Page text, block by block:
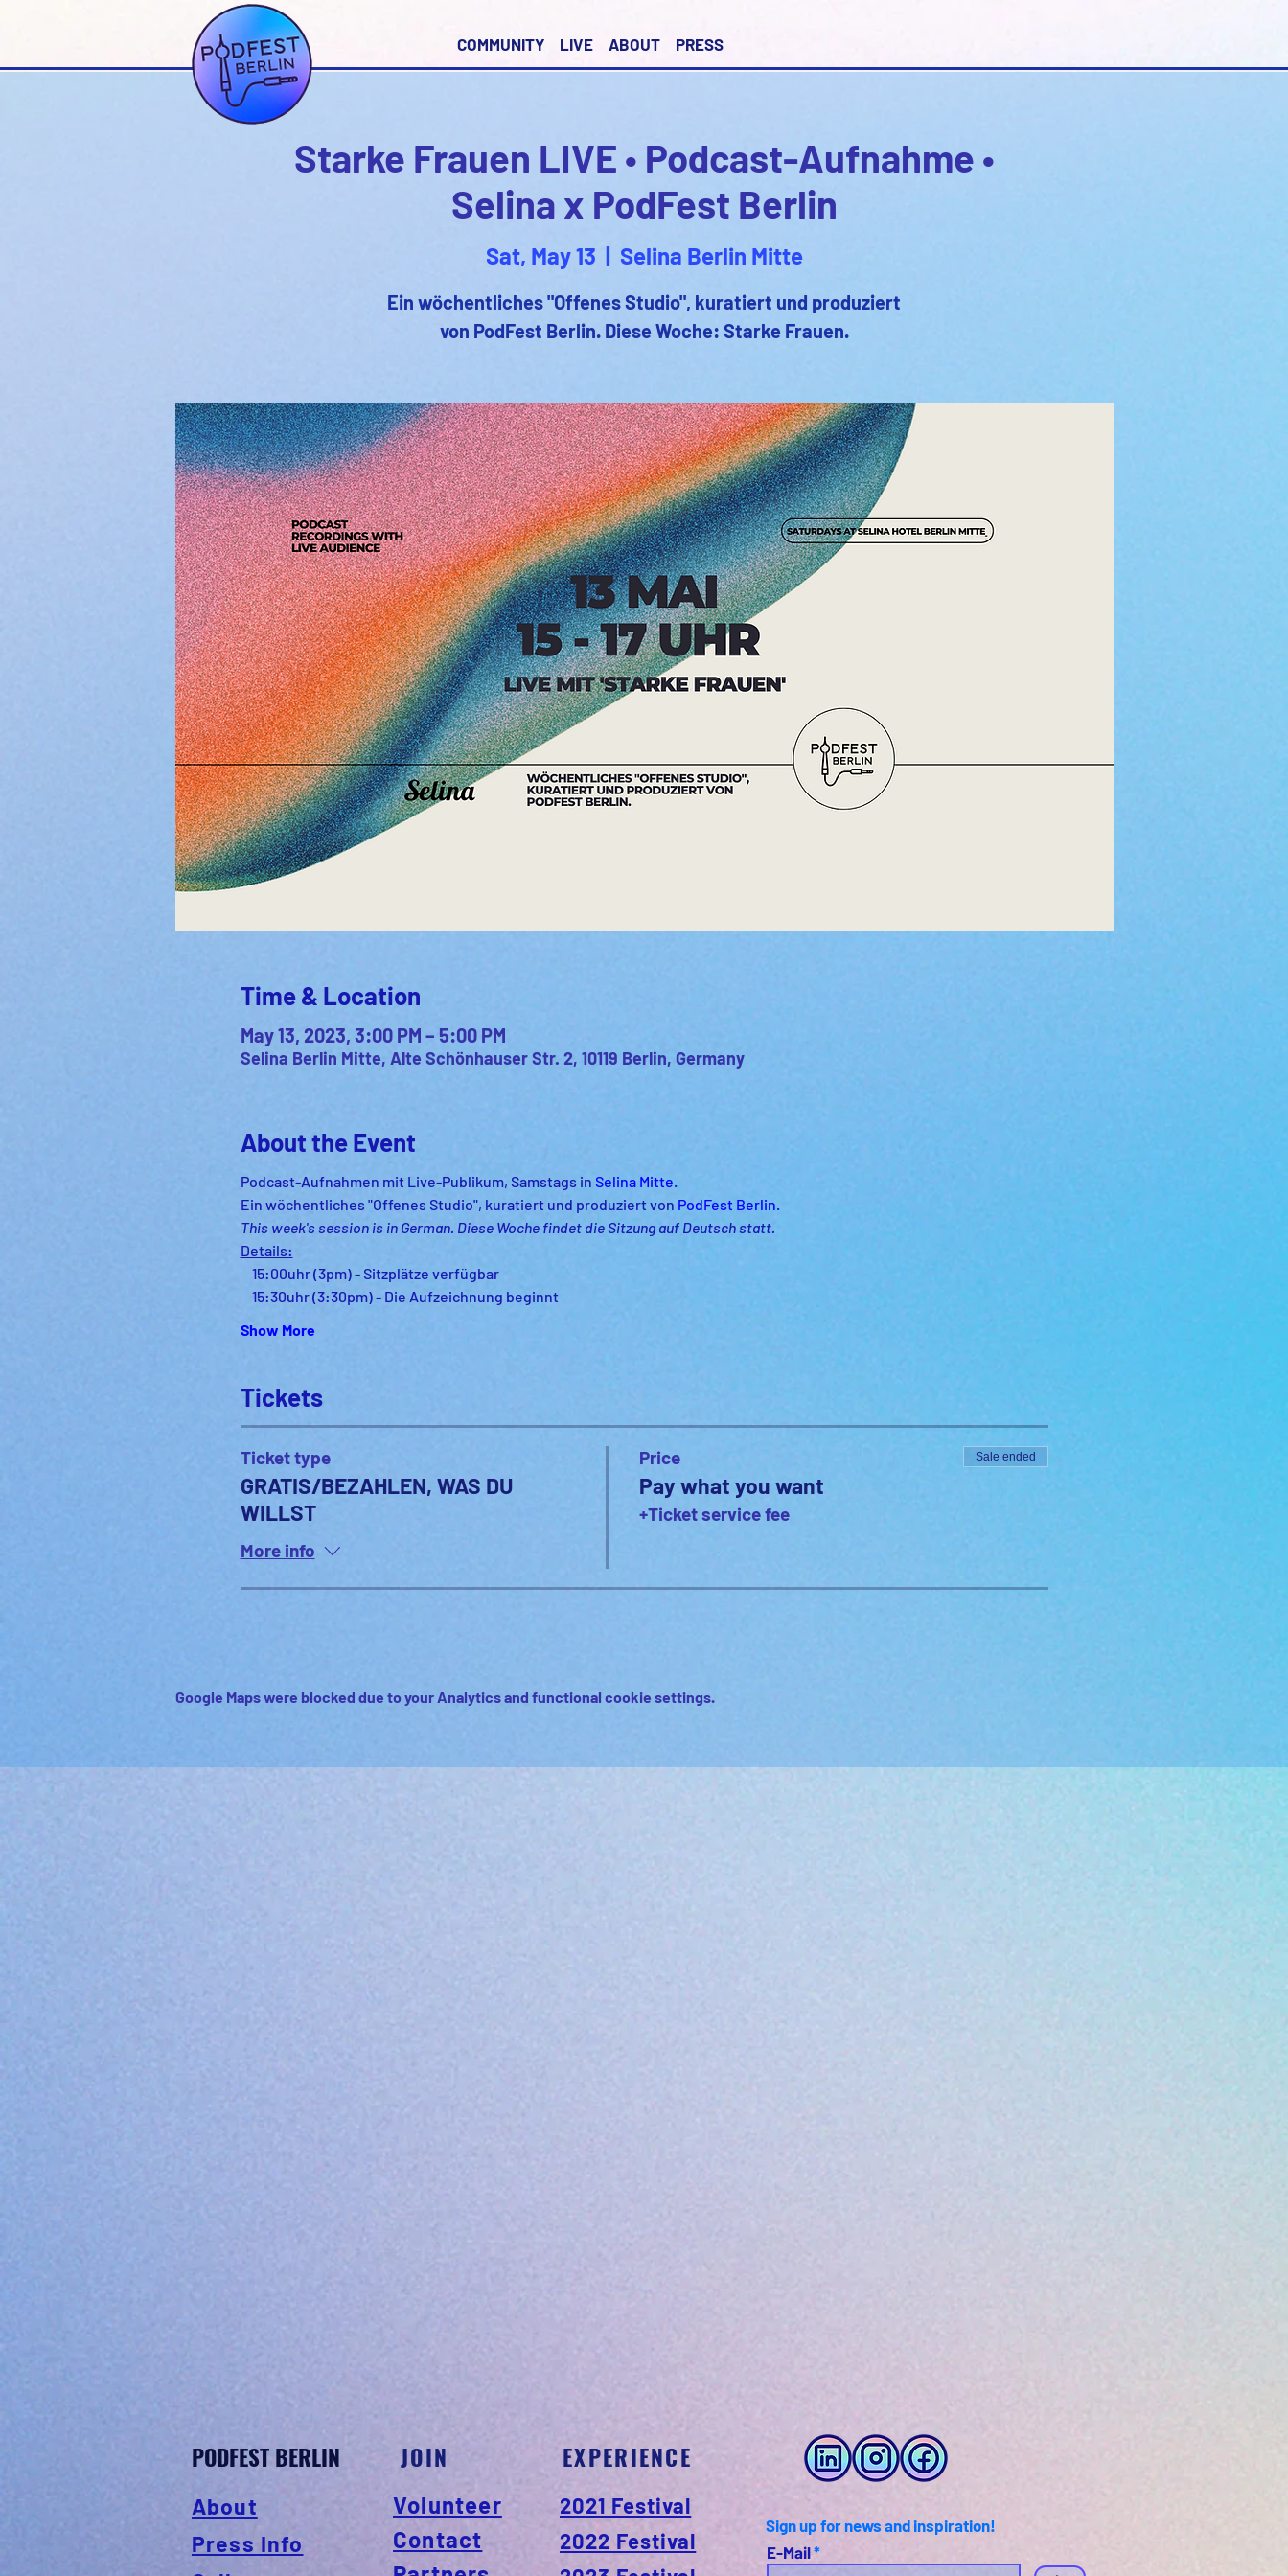
COMMUNITY LIVE ABOUT PRESS
Starke Frauen LIVE • Podcast-Aufnahme •
Selina x PodFest Berlin
Sat, May 13
  |
Selina Berlin Mitte
Ein wöchentliches "Offenes Studio", kuratiert und produziert
von PodFest Berlin. Diese Woche: Starke Frauen.
Time & Location
May 13, 2023, 3:00 PM – 5:00 PM
Selina Berlin Mitte, Alte Schönhauser Str. 2, 10119 Berlin, Germany
About the Event
Podcast-Aufnahmen mit Live-Publikum, Samstags in Selina Mitte.
Ein wöchentliches "Offenes Studio", kuratiert und produziert von PodFest Berlin.
This week's session is in German. Diese Woche findet die Sitzung auf Deutsch statt.
Details:
15:00uhr (3pm) - Sitzplätze verfügbar
15:30uhr (3:30pm) - Die Aufzeichnung beginnt
Show More
Tickets
Ticket type
GRATIS/BEZAHLEN, WAS DU
WILLST
More info
Price
Pay what you want
+Ticket service fee
Sale ended
Google Maps were blocked due to your Analytics and functional cookie settings.
PODFEST BERLIN JOIN EXPERIENCE
About
Press Info
Volunteer
Contact
2021 Festival
2022 Festival
Sign up for news and inspiration!
E-Mail